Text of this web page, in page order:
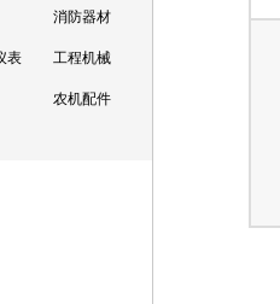
消防器材
表 工程机械
农机配件